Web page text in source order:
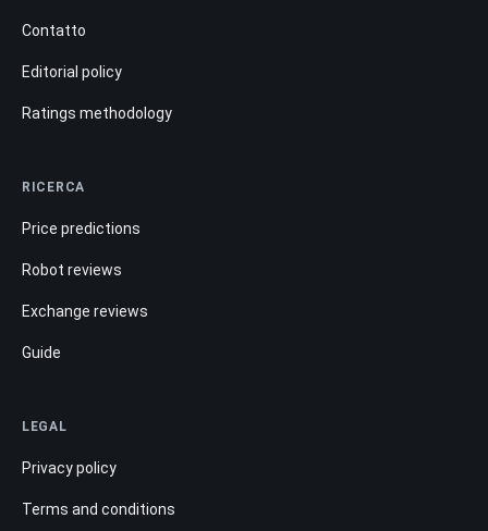
Contatto
Editorial policy
Ratings methodology
RICERCA
Price predictions
Robot reviews
Exchange reviews
Guide
LEGAL
Privacy policy
Terms and conditions